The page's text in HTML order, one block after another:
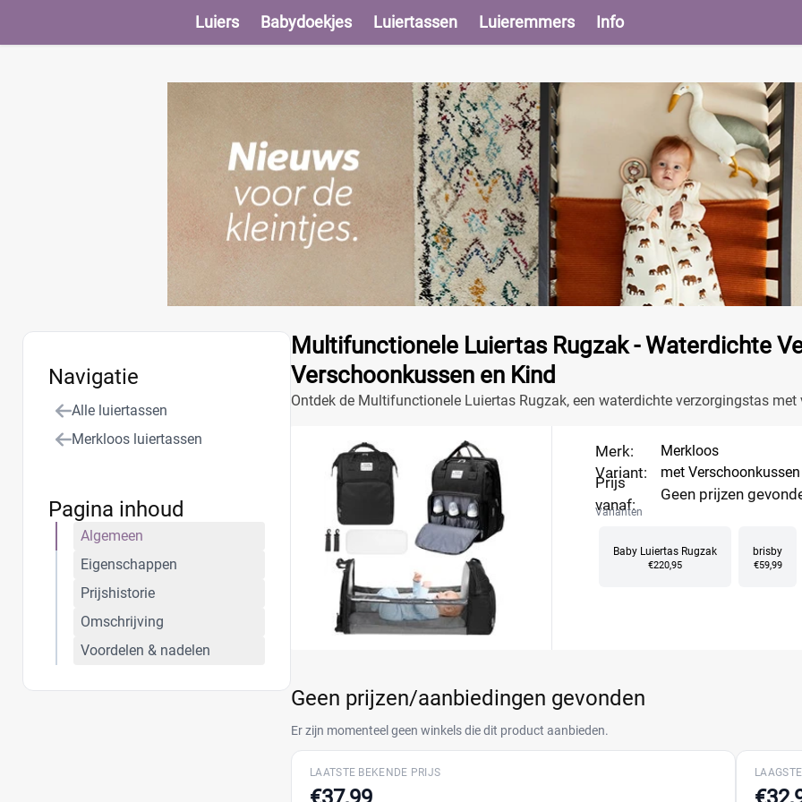
Luiers Babydoekjes Luiertassen Luieremmers Info
Multifunctionele Luiertas Rugzak - Waterdichte
Verschoonkussen en Kind
Ontdek de Multifunctionele Luiertas Rugzak, een waterdichte verzorgingstas
Merk:
Variant:
Prijs
vanaf:
Merkloos
met
Geen prijzen
Varianten
Baby Luiertas Rugzak
€220,95
brisby
€59,99
Geen prijzen/aanbiedingen gevonden
Er zijn momenteel geen winkels die dit product aanbieden.
LAATSTE BEKENDE PRIJS
Navigatie
Alle luiertassen
Merkloos luiertassen
Pagina inhoud
Algemeen
Eigenschappen
Prijshistorie
Omschrijving
Voordelen & nadelen